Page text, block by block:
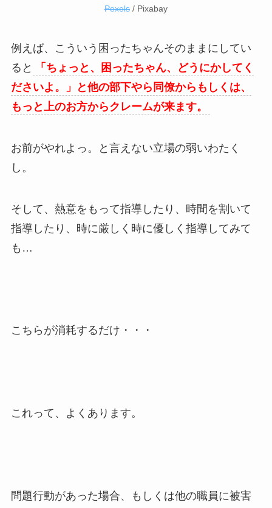
Pexels / Pixabay
例えば、こういう困ったちゃんそのままにしてい
ると
「ちょっと、困ったちゃん、どうにかしてく
ださいよ。」と他の部下やら同僚からもしくは、
もっと上のお方からクレームが来ます。
お前がやれよっ。と言えない立場の弱いわたく
し。
そして、熱意をもって指導したり、時間を割いて
指導したり、時に厳しく時に優しく指導してみて
も…
こちらが消耗するだけ・・・
これって、よくあります。
問題行動があった場合、もしくは他の職員に被害